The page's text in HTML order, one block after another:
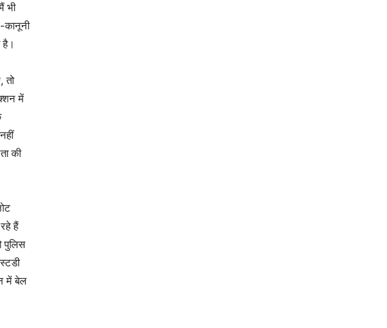
भी
है।
तो
में
की
हैं
पुलिस
में बेल